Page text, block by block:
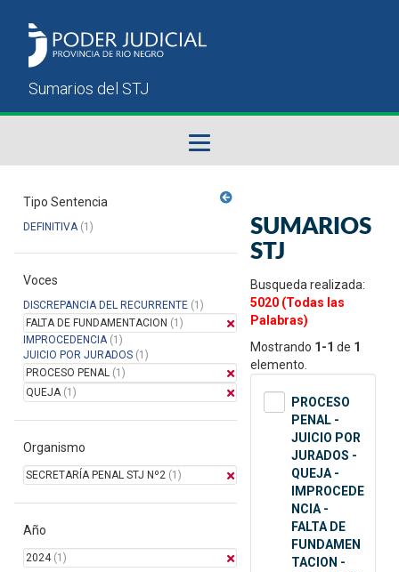
Sumarios del STJ
Manual del Usuario
Tipo Sentencia
DEFINITIVA(1)
Voces
DISCREPANCIA DEL RECURRENTE (1)
FALTA DE FUNDAMENTACION (1)
IMPROCEDENCIA(1)
JUICIO POR JURADOS (1)
PROCESO PENAL (1)
QUEJA(1)
Organismo
SECRETARÍA PENAL STJ Nº2 (1)
Año
2024(1)
SUMARIOS
STJ
Busqueda realizada:
5020 (Todas las
Palabras)
Mostrando 1-1 de 1
elemento.
PROCESO
PENAL -
JUICIO POR
JURADOS -
QUEJA -
IMPROCEDE
NCIA -
FALTA DE
FUNDAMEN
TACION -